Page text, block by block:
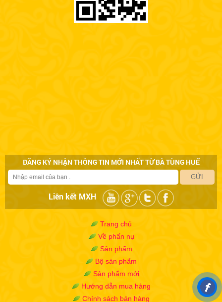
ĐĂNG KÝ NHẬN THÔNG TIN MỚI NHẤT TỪ BÀ TÙNG HUẾ
GỬI
Liên kết MXH
Trang chủ
Về phấn nụ
Sản phẩm
Bộ sản phẩm
Sản phẩm mới
Hướng dẫn mua hàng
Chính sách bán hàng